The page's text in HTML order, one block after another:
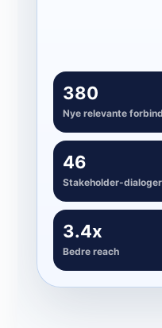
380
Nye relevante
46
Stakeholder-dialoger
3.4x
Bedre reach